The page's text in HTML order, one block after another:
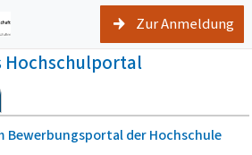
Zur Anmeldung
Hochschulportal
Bewerbungsportal der Hochschule